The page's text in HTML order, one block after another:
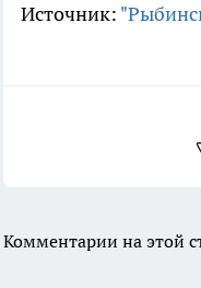
Источник:
Комментарии на этой